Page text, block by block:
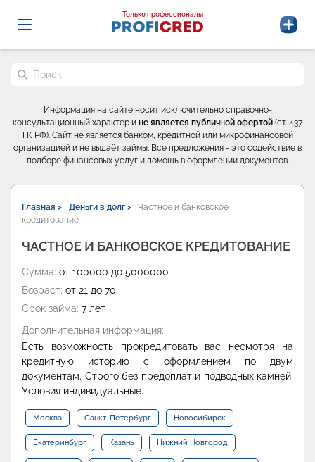
Probrokery - Только профессионалы
Только профессионалы
Поиск по сайту
Информация на сайте носит исключительно справочно-
консультационный характер и не является публичной офертой (ст. 437
ГК РФ). Сайт не является банком, кредитной или микрофинансовой
организацией и не выдаёт займы. Все предложения - это содействие в
подборе финансовых услуг и помощь в оформлении документов.
Главная > Деньги в долг >
Частное и банковское
кредитование
ЧАСТНОЕ И БАНКОВСКОЕ КРЕДИТОВАНИЕ
Сумма: от 100000 до 5000000
Возраст: от 21 до 70
Срок займа: 7 лет
Дополнительная информация:
Есть возможность прокредитовать вас несмотря на
кредитную историю с оформлением по двум
документам. Строго без предоплат и подводных камней.
Условия индивидуальные.
Москва Санкт-Петербург Новосибирск
Екатеринбург Казань Нижний Новгород